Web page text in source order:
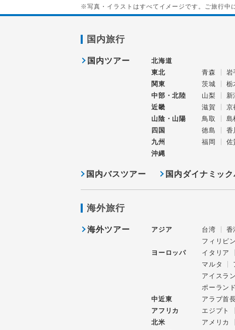
※写真・イラストはすべてイメージです。ご旅行中
国内旅行
国内ツアー
北海道
東北
青森 岩
関東
茨城 栃
中部・北陸
山梨 新
近畿
滋賀 京
山陰・山陽
鳥取 島
四国
徳島 香
九州
福岡 佐
沖縄
国内バスツアー 国内ダイナミッ
海外旅行
海外ツアー アジア 台湾 香
フィリピン
ヨーロッパ
イタリア
マルタ
アイスラ
ポーランド
中近東
アラブ首
アフリカ
エジプト
北米
アメリカ